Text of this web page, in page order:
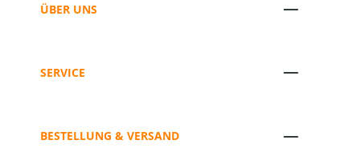
ÜBER UNS
SERVICE
BESTELLUNG & VERSAND